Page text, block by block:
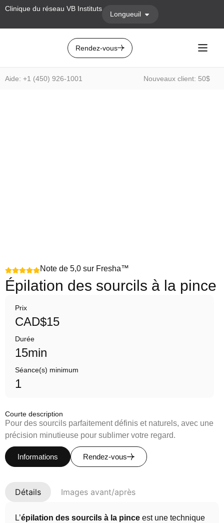
Clinique du réseau VB Instituts
Longueuil
Rendez-vous
Aide: +1 (450) 926-1001 Nouveaux client: 50$
Note de 5,0 sur Fresha™
Épilation des sourcils à la pince
Prix
CAD$15
Durée
15min
Séance(s) minimum
1
Courte description
Pour des sourcils parfaitement définis et naturels, avec une
précision minutieuse pour sublimer votre regard.
Informations Rendez-vous
Détails Images avant/après
L’épilation des sourcils à la pince est une technique